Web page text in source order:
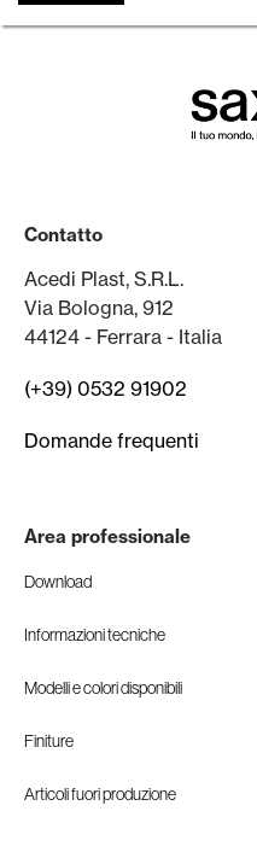
Contatto
Acedi Plast, S.R.L.
Via Bologna, 912
44124 - Ferrara - Italia
(+39) 0532 91902
Domande frequenti
Area professionale
Download
Informazioni tecniche
Modelli e colori disponibili
Finiture
Articoli fuori produzione